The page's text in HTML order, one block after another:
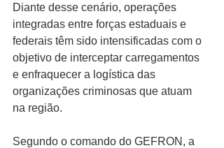
Diante desse cenário, operações
integradas entre forças estaduais e
federais têm sido intensificadas com o
objetivo de interceptar carregamentos
e enfraquecer a logística das
organizações criminosas que atuam
na região.
Segundo o comando do GEFRON, a